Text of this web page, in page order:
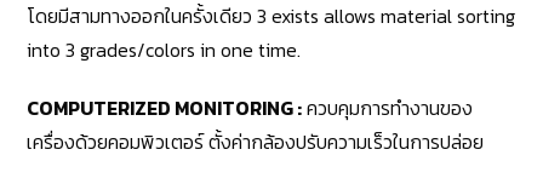
โดยมีสามทางออกในครั้งเดียว 3 exists allows material sorting
into 3 grades/colors in one time.
COMPUTERIZED MONITORING :ควบคุมการทำงานของ
เครื่องด้วยคอมพิวเตอร์ ตั้งค่ากล้องปรับความเร็วในการปล่อย